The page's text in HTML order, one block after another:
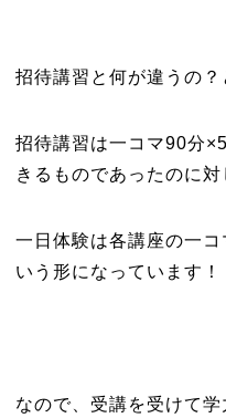
招待講習と何が違うの？
招待講習は一コマ90分
きるものであったのに対
一日体験は各講座の一
いう形になっています！
なので、受講を受けて